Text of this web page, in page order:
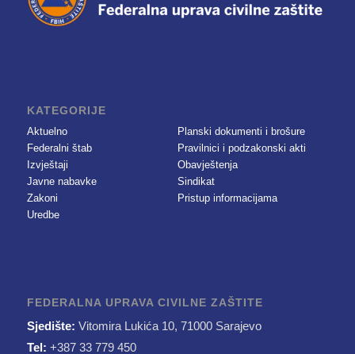
KATEGORIJE
Aktuelno
Federalni štab
Izvještaji
Javne nabavke
Zakoni
Uredbe
Planski dokumenti i brošure
Pravilnici i podzakonski akti
Obavještenja
Sindikat
Pristup informacijama
FEDERALNA UPRAVA CIVILNE ZAŠTITE
Sjedište: Vitomira Lukića 10, 71000 Sarajevo
Tel: +387 33 779 450